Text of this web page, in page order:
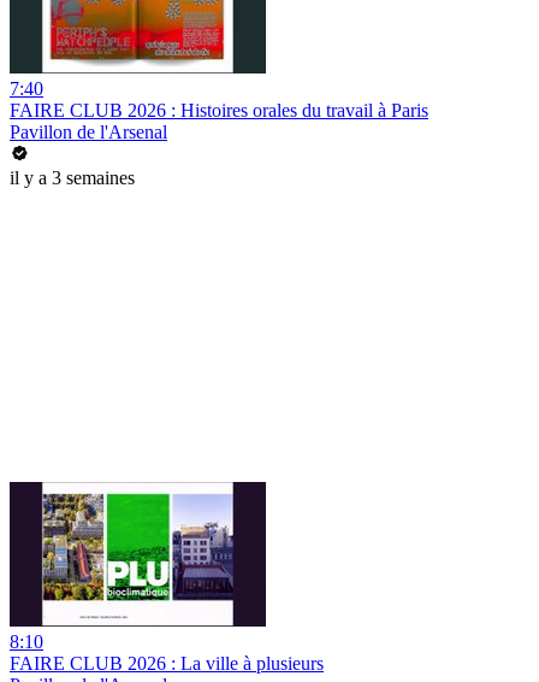
7:40
FAIRE CLUB 2026 : Histoires orales du travail à Paris
Pavillon de l'Arsenal
il y a 3 semaines
8:10
FAIRE CLUB 2026 : La ville à plusieurs